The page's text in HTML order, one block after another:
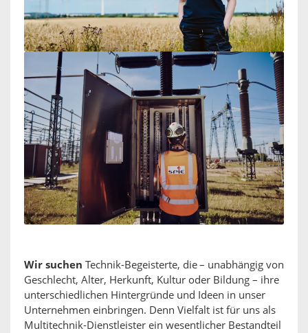
Wir suchen Technik-Begeisterte, die – unabhängig von
Geschlecht, Alter, Herkunft, Kultur oder Bildung – ihre
unterschiedlichen Hintergründe und Ideen in unser
Unternehmen einbringen. Denn Vielfalt ist für uns als
Multitechnik-Dienstleister ein wesentlicher Bestandteil